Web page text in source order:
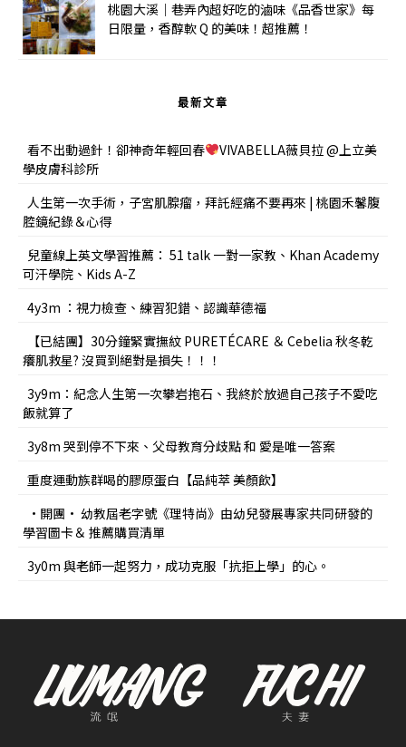
桃園大溪｜巷弄內超好吃的滷味《品香世家》每
日限量，香醇軟 Q 的美味！超推薦！
最新文章
看不出動過針！卻神奇年輕回春
VIVABELLA薇貝拉 @上立美
學皮膚科診所
人生第一次手術，子宮肌腺瘤，拜託經痛不要再來 | 桃園禾馨腹
腔鏡紀錄＆心得
兒童線上英文學習推薦： 51 talk 一對一家教、Khan Academy
可汗學院、Kids A-Z
4y3m ：視力檢查、練習犯錯、認識華德福
【已結團】30分鐘緊實撫紋 PURETÉCARE ＆ Cebelia 秋冬乾
癢肌救星? 沒買到絕對是損失！！！
3y9m：紀念人生第一次攀岩抱石、我終於放過自己孩子不愛吃
飯就算了
3y8m 哭到停不下來、父母教育分歧點 和 愛是唯一答案
重度運動族群喝的膠原蛋白【品純萃 美顏飲】
•開團• 幼教屆老字號《理特尚》由幼兒發展專家共同研發的
學習圖卡＆ 推薦購買清單
3y0m 與老師一起努力，成功克服「抗拒上學」的心。